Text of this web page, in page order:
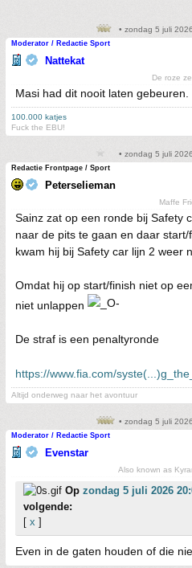
• zondag 5 juli
Moderator / Redactie Sport
Nattekat
De roze
Masi had dit nooit laten gebeuren.
100.000 katjes
Fuck the EBU!
• zondag 5 juli
Redactie Frontpage / Sport
Peterselieman
Maffe
Sainz zat op een ronde bij Safety
naar de pits te gaan en daar
kwam hij bij Safety car lijn 2 weer
Omdat hij op start/finish niet op
niet unlappen
De straf is een penaltyronde
https://www.fia.com/
Altijd onderweg naar het avontuur
• zondag 5 juli
Moderator / Redactie Sport
Evenstar
Also known as
Op zondag 5 juli 2026
volgende:
[ x ]
Even in de gaten houden of die